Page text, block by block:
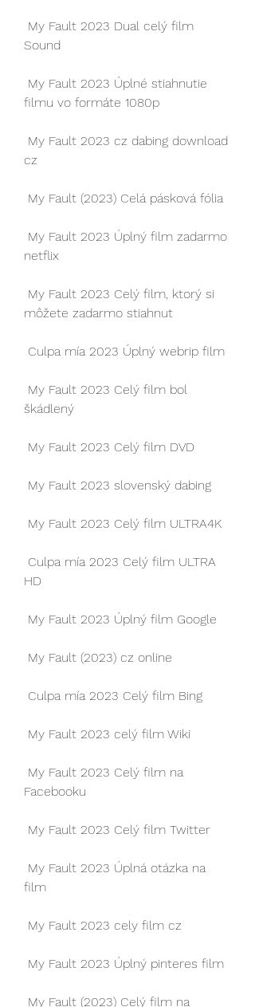
Sound
filmu vo formáte 1080p
cz
My Fault (2023) Celá pásková fólia
netflix
môžete zadarmo stiahnut
Culpa mía 2023 Úplný webrip film
škádlený
My Fault 2023 Celý film DVD
My Fault 2023 slovenský dabing
My Fault 2023 Celý film ULTRA4K
HD
My Fault 2023 Úplný film Google
My Fault (2023) cz online
Culpa mía 2023 Celý film Bing
My Fault 2023 celý film Wiki
Facebooku
My Fault 2023 Celý film Twitter
film
My Fault 2023 cely film cz
My Fault 2023 Úplný pinteres film